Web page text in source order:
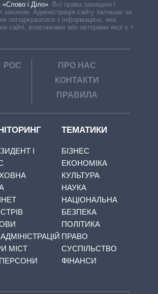
«Слово і Діло». Всі права захищені і
законом. Адміністрація сайту залишає за
погоджуватися з інформацією, яка
сайті, власниками або авторами якої є треті
РОС
ПРО НАС
КОНТАКТИ
ПРАВИЛА
І
МІСТ
ПЕРСОНИ
ТЕМАТИКИ
БІЗНЕС
ЕКОНОМІКА
КУЛЬТУРА
НАУКА
НАЦІОНАЛЬНА
БЕЗПЕКА
ПОЛІТИКА
ПРАВО
СУСПІЛЬСТВО
ФІНАНСИ